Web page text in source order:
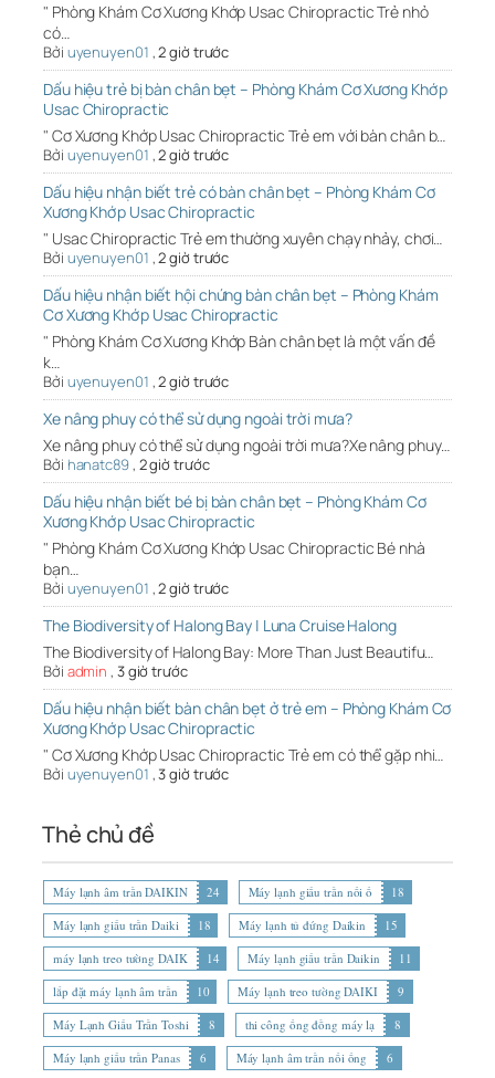
" Phòng Khám Cơ Xương Khớp Usac Chiropractic Trẻ nhỏ
có…
Bởi uyenuyen01 ,2 giờ trước
Dấu hiệu trẻ bị bàn chân bẹt – Phòng Khám Cơ Xương Khớp
Usac Chiropractic
" Cơ Xương Khớp Usac Chiropractic Trẻ em với bàn chân b…
Bởi uyenuyen01 ,2 giờ trước
Dấu hiệu nhận biết trẻ có bàn chân bẹt – Phòng Khám Cơ
Xương Khớp Usac Chiropractic
" Usac Chiropractic Trẻ em thường xuyên chạy nhảy, chơi…
Bởi uyenuyen01 ,2 giờ trước
Dấu hiệu nhận biết hội chứng bàn chân bẹt – Phòng Khám
Cơ Xương Khớp Usac Chiropractic
" Phòng Khám Cơ Xương Khớp Bàn chân bẹt là một vấn đề
k…
Bởi uyenuyen01 ,2 giờ trước
Xe nâng phuy có thể sử dụng ngoài trời mưa?
Xe nâng phuy có thể sử dụng ngoài trời mưa?Xe nâng phuy…
Bởi hanatc89, 2 giờ trước
Dấu hiệu nhận biết bé bị bàn chân bẹt – Phòng Khám Cơ
Xương Khớp Usac Chiropractic
" Phòng Khám Cơ Xương Khớp Usac Chiropractic Bé nhà
bạn…
Bởi uyenuyen01 ,2 giờ trước
The Biodiversity of Halong Bay | Luna Cruise Halong
The Biodiversity of Halong Bay: More Than Just Beautifu…
Bởi admin , 3 giờ trước
Dấu hiệu nhận biết bàn chân bẹt ở trẻ em – Phòng Khám Cơ
Xương Khớp Usac Chiropractic
" Cơ Xương Khớp Usac Chiropractic Trẻ em có thể gặp nhi…
Bởi uyenuyen01 ,3 giờ trước
Thẻ chủ đề
Máy lạnh âm trần DAIKIN 24 Máy lạnh giấu trần nối ố
18
Máy lạnh giấu trần Daiki
18 Máy lạnh tủ đứng Daikin
15
máy lạnh treo tường DAIK
14 Máy lạnh giấu trần Daikin
11
lắp đặt máy lạnh âm trần
10 Máy lạnh treo tường DAIKI
9
Máy Lạnh Giấu Trần Toshi
8 thi công ống đồng máy lạ
8
Máy lạnh giấu trần Panas
6 Máy lạnh âm trần nối ống
6